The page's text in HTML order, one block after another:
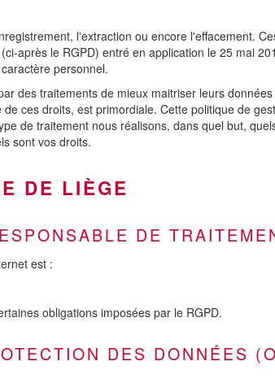
l'extraction ou encore l'effacement.
après le RGPD) entré en application le 25 mai
personnel.
des traitements de mieux maitriser leurs
ces droits, est primordiale. Cette politique de
de traitement nous réalisons, dans quel but,
sont vos droits.
DE LIÈGE
DE
est :
obligations imposées par le RGPD.
DES DONNÉES